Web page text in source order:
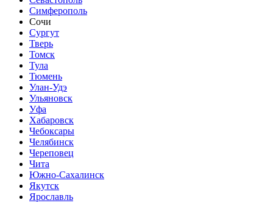
Симферополь
Сочи
Сургут
Тверь
Томск
Тула
Тюмень
Улан-Удэ
Ульяновск
Уфа
Хабаровск
Чебоксары
Челябинск
Череповец
Чита
Южно-Сахалинск
Якутск
Ярославль